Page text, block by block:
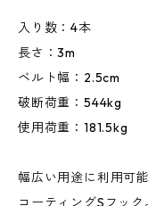
入り数：4本
長さ：3m
ベルト幅：2.5cm
破断荷重：544kg
使用荷重：181.5kg
幅広い用途に利用可
コーティングSフック